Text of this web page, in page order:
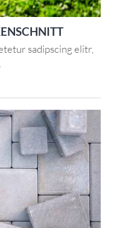
sadipscing elitr,